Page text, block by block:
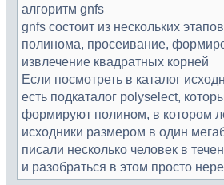
алгоритм gnfs
gnfs состоит из нескольких
полинома, просеивание,
извлечение квадратных корней
Если посмотреть в каталог
есть подкаталог polyselect,
формируют полином, в котором
исходники размером в один
писали несколько человек в
и разобраться в этом просто